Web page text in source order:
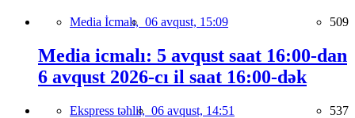
Media İcmalı, 06 avqust, 15:09 509
Media icmalı: 5 avqust saat 16:00-dan
6 avqust 2026-cı il saat 16:00-dək
Ekspress təhlil, 06 avqust, 14:51 537